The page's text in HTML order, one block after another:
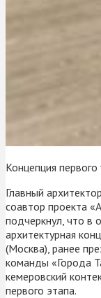
Концепция первого
Главный
соавтор проекта
подчеркнул, что в
архитектурная
(Москва), ранее
команды «Города
кемеровский
первого этапа.